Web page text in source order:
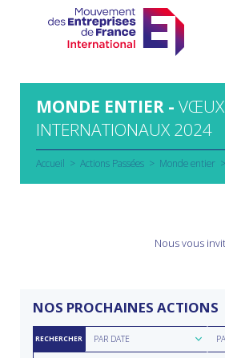
MONDE ENTIER - VŒUX
INTERNATIONAUX 2024
Accueil Actions Passées Monde entier
Nous vous
NOS PROCHAINES ACTIONS
RECHERCHER Rechercher
parPAR DATE
par